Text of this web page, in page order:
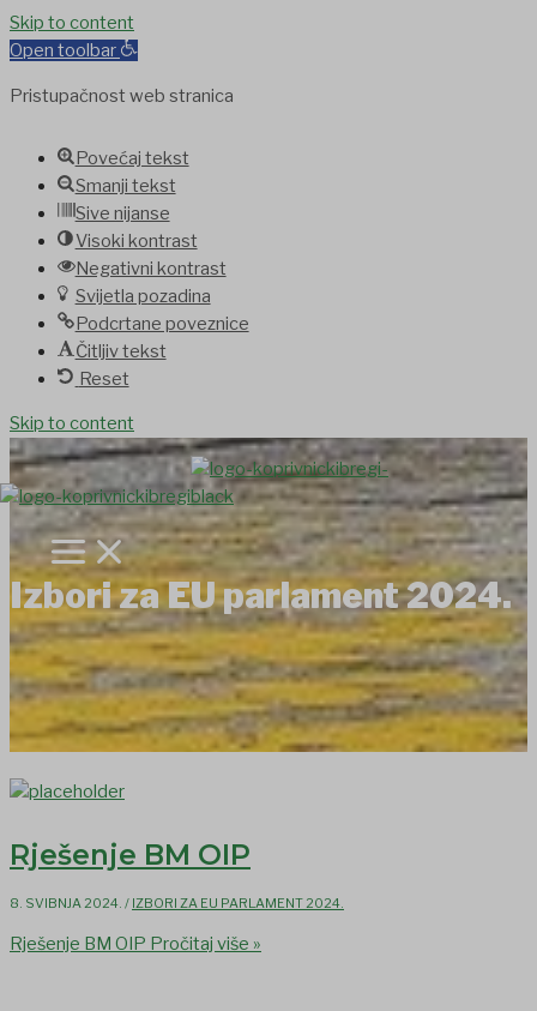
Skip to content
Open toolbar
Pristupačnost web stranica
Povećaj tekst
Smanji tekst
Sive nijanse
Visoki kontrast
Negativni kontrast
Svijetla pozadina
Podcrtane poveznice
Čitljiv tekst
Reset
Skip to content
Izbori za EU parlament 2024.
Rješenje BM OIP
8. SVIBNJA 2024. / IZBORI ZA EU PARLAMENT 2024.
Rješenje BM OIP Pročitaj više »